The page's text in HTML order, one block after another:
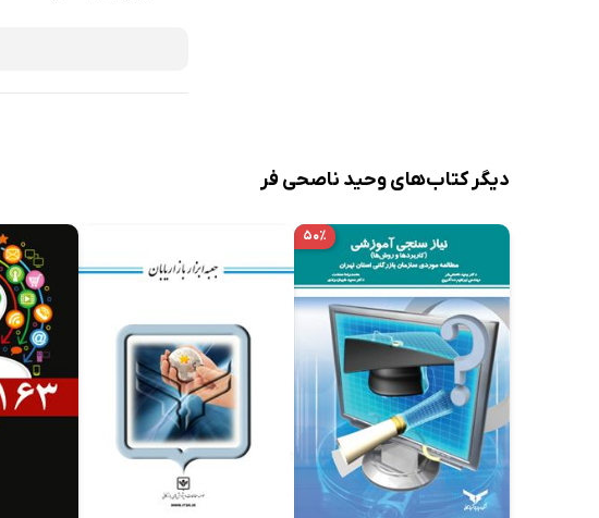
دیگر کتاب‌های وحید ناصحی فر
۵۰٪